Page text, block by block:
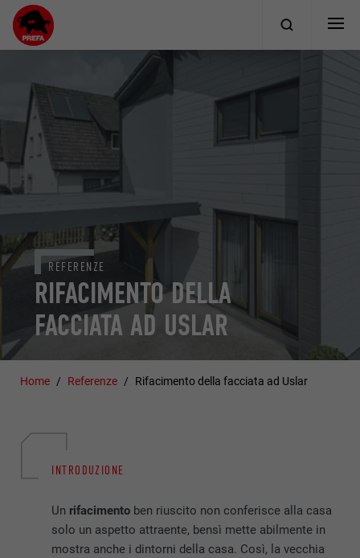
RIFACIMENTO DELLA
FACCIATA AD USLAR
REFERENZE
Home Referenze Rifacimento della facciata ad Uslar
INTRODUZIONE
Un rifacimento ben riuscito non conferisce alla casa
solo un aspetto attraente, bensì mette abilmente in
mostra anche i dintorni della casa. Così, la vecchia